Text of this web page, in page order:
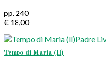
pp. 240
€ 18,00
Tempo di Maria (Il)